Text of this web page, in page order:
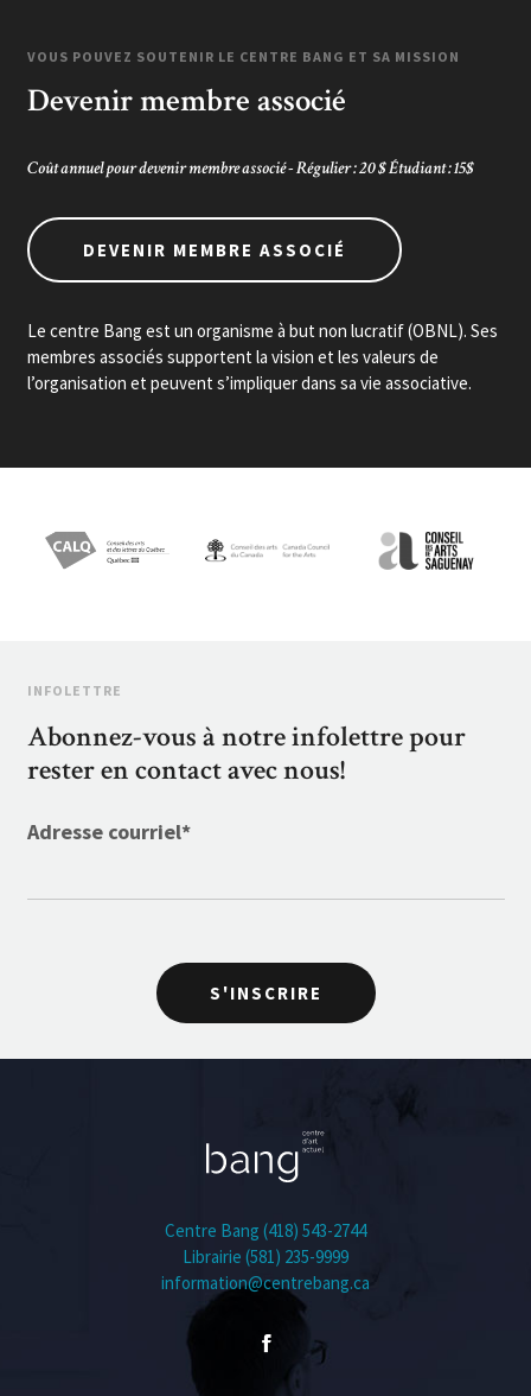
VOUS POUVEZ SOUTENIR LE CENTRE BANG ET SA MISSION
Devenir membre associé
Coût annuel pour devenir membre associé - Régulier : 20 $ Étudiant : 15$
DEVENIR MEMBRE ASSOCIÉ
Le centre Bang est un organisme à but non lucratif (OBNL). Ses
membres associés supportent la vision et les valeurs de
l’organisation et peuvent s’impliquer dans sa vie associative.
INFOLETTRE
Abonnez-vous à notre infolettre pour
rester en contact avec nous!
Adresse courriel*
Centre Bang (418) 543-2744
Librairie (581) 235-9999
information@centrebang.ca